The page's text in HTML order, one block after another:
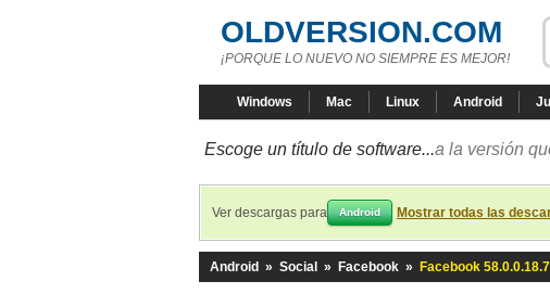
OLDVERSION.COM
¡PORQUE LO NUEVO NO SIEMPRE ES MEJOR!
Windows Mac Linux Android
Escoge un título de software...a la versión
Ver descargas para Android Mostrar todas las
Android » Social » Facebook » Facebook